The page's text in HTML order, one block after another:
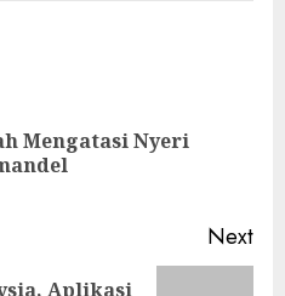
Mengatasi Nyeri
Next
Aplikasi